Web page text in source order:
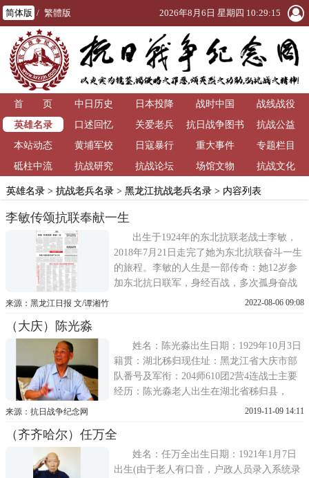
简体版 / 繁體版 2026年8月6日 星期四 10:29:16
首 页 中日历史 日本投降 战时中国
战线战役
英雄名录
口述回忆 关爱老兵
抗日战争图书
馆
抗战公益
本站动态
黄埔军校 日寇暴行 重大事件
专题栏目
砥柱中流
抗战研究 抗战论坛 场馆文物 抗战文化
英雄名录> 抗战老兵名录> 黑龙江抗战老兵名录> 内容列表
李敏传颂抗联奉献一生
出生于1924年的东北抗联老战士李敏，
2018年7月21日走完了她为东北抗联奋斗一生
的旅程。李敏的人生是一部传奇：她12岁参
加东北抗日联军，身经百战，多次孤身奋战
于林海雪原，英勇抗击日寇;抗日战争胜利
人民抗日战争历史由八年改为十四年并纳入
全国中小学教科书的建议
来源：黑龙江日报 文/谭湘竹 2022-08-06 09:08
（大庆）陈光淼
姓名：陈光淼出生日期：1929年10月3日
籍贯：湖北秭归现住址：黑龙江省大庆市部
队番号及军衔：204师610团2营4连战士主要
经历：陈光淼老人出生在湖北省秭归县，
1944年，刚刚读初中三年级的陈光淼，在县
人步行到了巴东已是12月份，后坐轮船到达
万县。在万县，一行人被编入青年军204师
来源：抗日战争纪念网 2019-11-09 14:11
（齐齐哈尔）任万全
姓名：任万全出生日期：1921年1月7日
出生(由于老人有口音，户政人员录入系统录